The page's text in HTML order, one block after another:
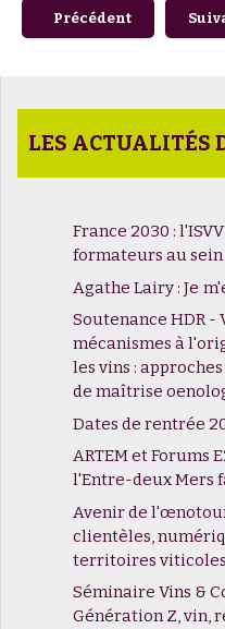
Article précédent :
Précédent
LES ACTUALITÉS
France 2030 :
formateurs au
Agathe Lairy : Je
Soutenance HDR -
mécanismes à
les vins :
de maîtrise
Dates de rentrée
ARTEM et Forums
l'Entre-deux Mers
Avenir de
clientèles,
territoires viticoles
Séminaire Vins &
Génération Z, vin,